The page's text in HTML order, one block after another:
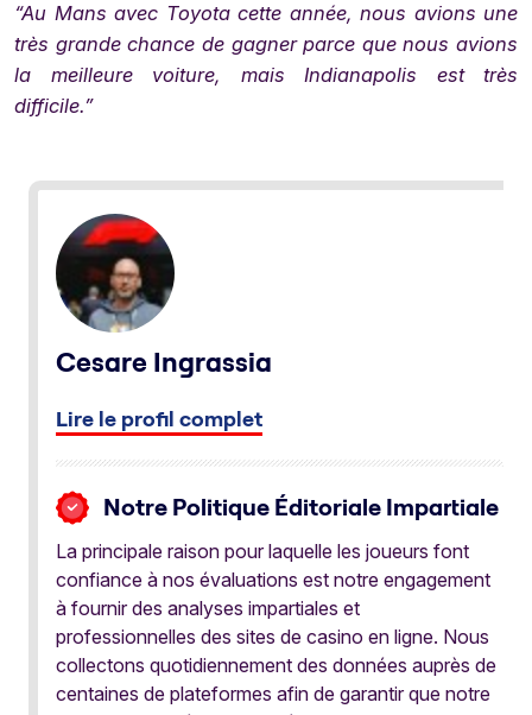
“Au Mans avec Toyota cette année, nous avions une
très grande chance de gagner parce que nous avions
la meilleure voiture, mais Indianapolis est très
difficile.”
Cesare Ingrassia
Lire le profil complet
Notre Politique Éditoriale Impartiale
La principale raison pour laquelle les joueurs font
confiance à nos évaluations est notre engagement
à fournir des analyses impartiales et
professionnelles des sites de casino en ligne. Nous
collectons quotidiennement des données auprès de
centaines de plateformes afin de garantir que notre